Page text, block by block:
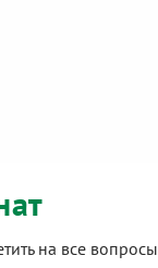
на все